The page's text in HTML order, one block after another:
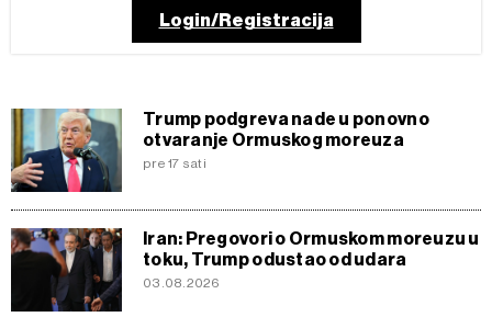
Login/Registracija
Trump podgreva nade u ponovno
otvaranje Ormuskog moreuza
pre 17 sati
Iran: Pregovori o Ormuskom moreuzu u
toku, Trump odustao od udara
03.08.2026